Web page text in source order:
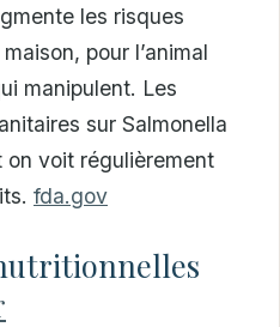
les risques
pour l’animal
manipulent. Les
sur Salmonella
voit régulièrement
fda.gov